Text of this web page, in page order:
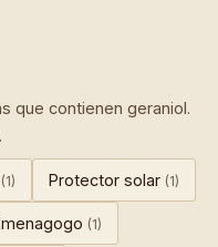
que contienen geraniol.
(1) Protector solar (1)
(1)